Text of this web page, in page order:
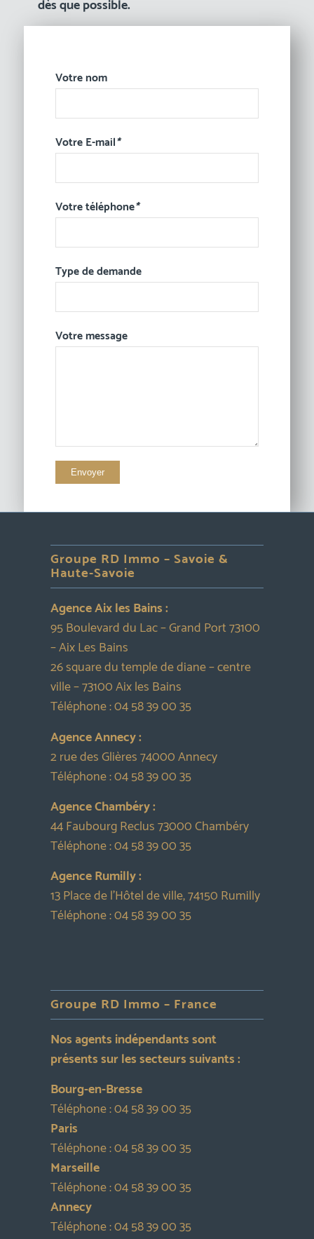
dès que possible.
Votre nom
Votre E-mail*
Votre téléphone*
Type de demande
Votre message
Groupe RD Immo – Savoie &
Haute-Savoie
Agence Aix les Bains :
95 Boulevard du Lac – Grand Port 73100
– Aix Les Bains
26 square du temple de diane – centre
ville – 73100 Aix les Bains
Téléphone :04 58 39 00 35
Agence Annecy :
2 rue des Glières 74000 Annecy
Téléphone :04 58 39 00 35
Agence Chambéry :
44 Faubourg Reclus 73000 Chambéry
Téléphone :04 58 39 00 35
Agence Rumilly :
13 Place de l’Hôtel de ville, 74150 Rumilly
Téléphone :04 58 39 00 35
Groupe RD Immo – France
Nos agents indépendants sont
présents sur les secteurs suivants :
Bourg-en-Bresse
Téléphone :04 58 39 00 35
Paris
Téléphone :04 58 39 00 35
Marseille
Téléphone :04 58 39 00 35
Annecy
Téléphone :04 58 39 00 35